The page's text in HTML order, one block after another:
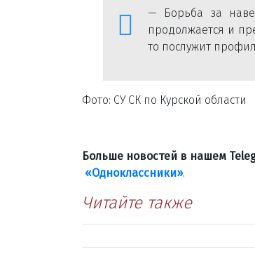
— Борьба за
продолжается и
то послужит
Фото: СУ СК по Курской области
Больше новостей в нашем
«Одноклассники».
Читайте также